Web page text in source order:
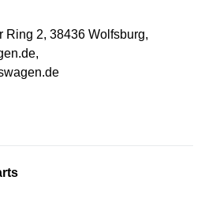
Ring 2, 38436 Wolfsburg,